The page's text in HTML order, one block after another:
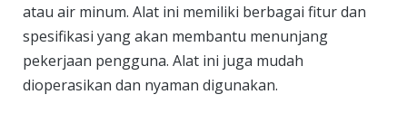
atau air minum. Alat ini memiliki berbagai fitur dan
spesifikasi yang akan membantu menunjang
pekerjaan pengguna. Alat ini juga mudah
dioperasikan dan nyaman digunakan.